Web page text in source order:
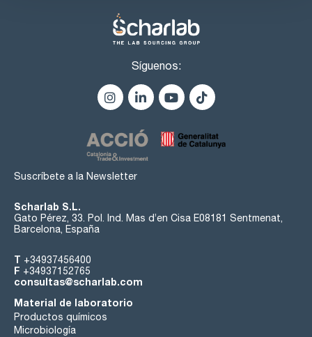
Síguenos:
Suscríbete a la Newsletter
Scharlab S.L.
Gato Pérez, 33. Pol. Ind. Mas d’en Cisa E08181 Sentmenat,
Barcelona, España
T +34937456400
F +34937152765
consultas@scharlab.com
Material de laboratorio
Productos químicos
Microbiología